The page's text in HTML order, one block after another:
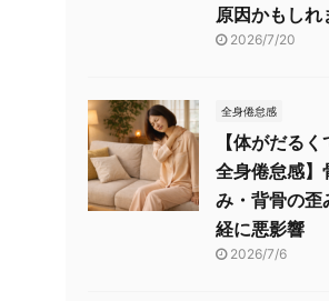
原因かもしれ
2026/7/20
全身倦怠感
【体がだる
全身倦怠感】
み・背骨の歪
経に悪影響
2026/7/6